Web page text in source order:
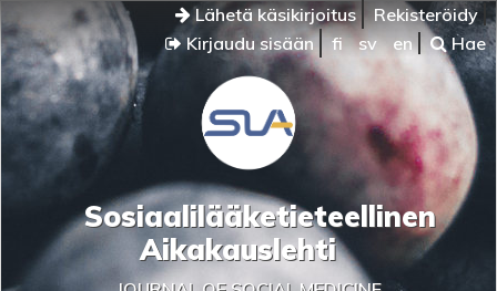
Lähetä käsikirjoitus
Rekisteröidy
Kirjaudu sisään
fi sv en Hae
Sosiaalilääketieteellinen
Aikakauslehti